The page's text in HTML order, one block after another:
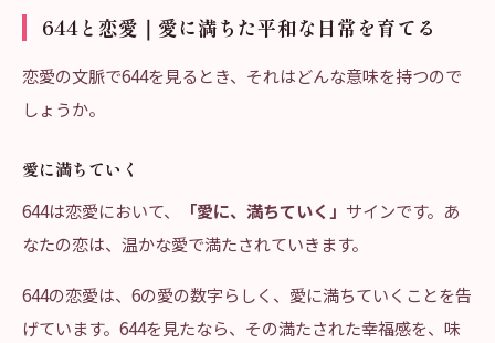
644と恋愛｜愛に満ちた平和な日常を育てる
恋愛の文脈で644を見るとき、それはどんな意味を持つので
しょうか。
愛に満ちていく
644は恋愛において、
「愛に、満ちていく」 サインです。あ
なたの恋は、温かな愛で満たされていきます。
644の恋愛は、6の愛の数字らしく、愛に満ちていくことを告
げています。644を見たなら、その満たされた幸福感を、味